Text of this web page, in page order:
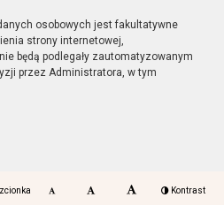
osobowych jest fakultatywne
strony internetowej,
będą podlegały zautomatyzowanym
przez Administratora, w tym
Kontrast